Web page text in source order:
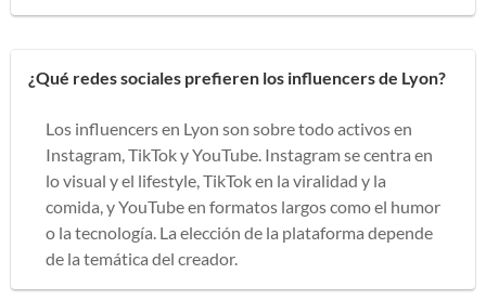
¿Qué redes sociales prefieren los influencers de Lyon?
Los influencers en Lyon son sobre todo activos en
Instagram, TikTok y YouTube. Instagram se centra en
lo visual y el lifestyle, TikTok en la viralidad y la
comida, y YouTube en formatos largos como el humor
o la tecnología. La elección de la plataforma depende
de la temática del creador.